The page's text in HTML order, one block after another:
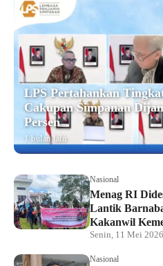
LPS Pertahankan
Cakupan Simpanan
Persen
1 bulan lalu
Nasional
Menag RI
Lantik
Kakanwil
Senin, 11 Mei 2026
Nasional